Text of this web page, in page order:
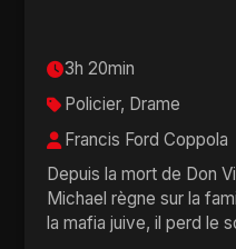
3h 20min
Policier, Drame
Francis Ford Coppola
Depuis la mort de Don
Michael règne sur la
la mafia juive, il perd le